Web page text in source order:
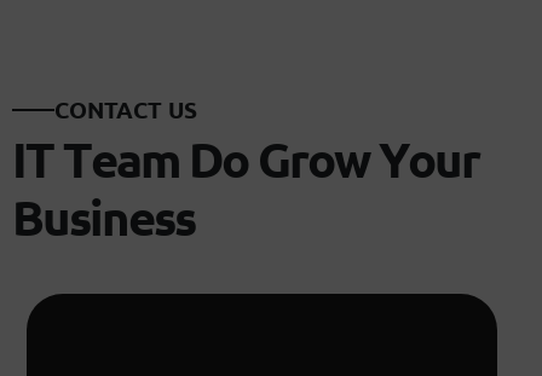
CONTACT US
ITTeam DoGrowYour
Business